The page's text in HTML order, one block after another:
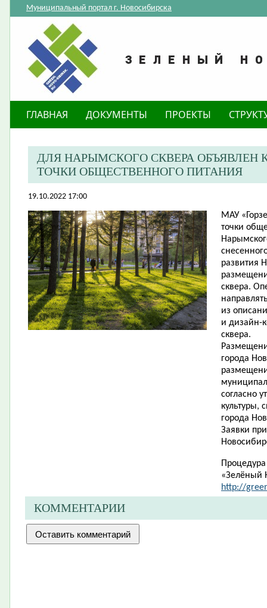
Муниципальный портал г. Новосибирска
ГЛАВНАЯ ДОКУМЕНТЫ ПРОЕКТЫ
​ДЛЯ НАРЫМСКОГО СКВЕРА ОБЪЯВЛЕН
ТОЧКИ ОБЩЕСТВЕННОГО ПИТАНИЯ
19.10.2022 17:00
МАУ
точки
развития
сквера.
из
и дизайн-
сквера.
города
согласно
культуры,
города
Заявки
«Зелёный
http://
КОММЕНТАРИИ